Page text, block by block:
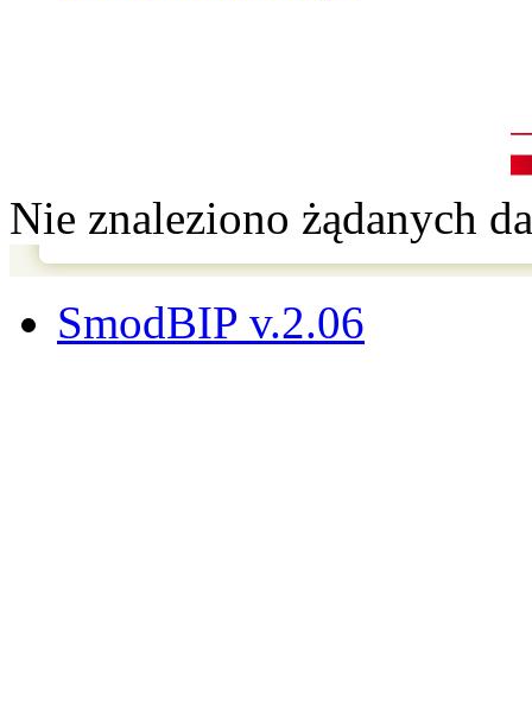
Nie znaleziono żądanych
SmodBIP v.2.06